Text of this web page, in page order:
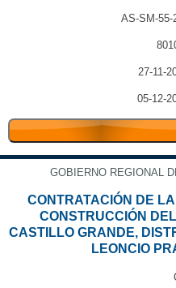
AS-SM-55-
27-11-
05-12-
GOBIERNO REGIONAL
CONTRATACIÓN DE
CONSTRUCCIÓN
CASTILLO GRANDE,
LEONCIO